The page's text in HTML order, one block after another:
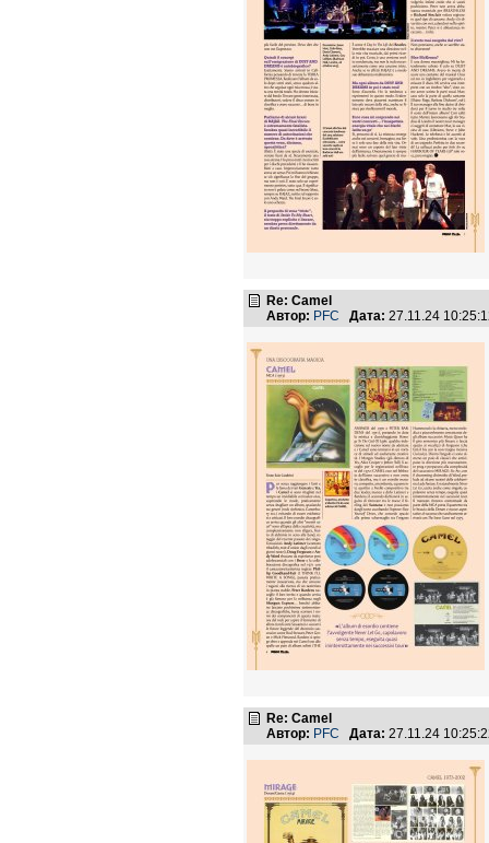
Re: Camel
Автор: PFC Дата: 27.11.24
Re: Camel
Автор: PFC Дата: 27.11.24